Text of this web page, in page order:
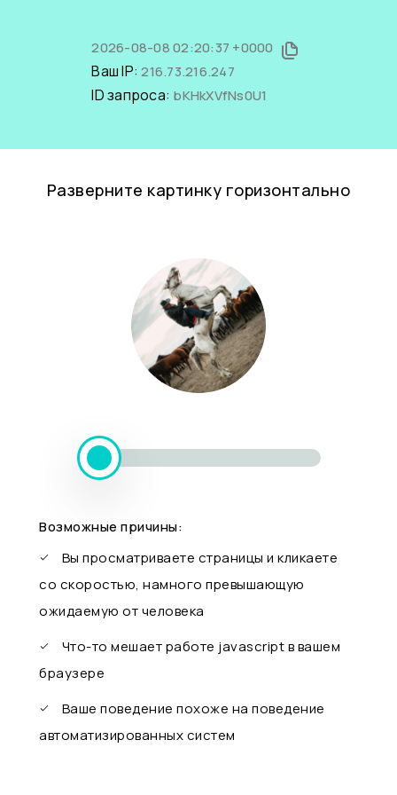
2026-08-08 02:20:37 +0000
Ваш IP:216.73.216.247
ID запроса: bKHkXVfNs0U1
Разверните картинку горизонтально
Возможные причины:
Вы просматриваете страницы и кликаете
со скоростью, намного превышающую
ожидаемую от человека
Что-то мешает работе javascript в вашем
браузере
Ваше поведение похоже на поведение
автоматизированных систем